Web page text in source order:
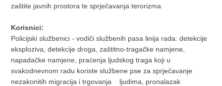
zaštite javnih prostora te sprječavanja terorizma
Korisnici:
Policijski službenici - vodiči službenih pasa linija rada: detekcije
eksploziva, detekcije droga, zaštitno-tragačke namjene,
napadačke namjene, praćenja ljudskog traga koji u
svakodnevnom radu koriste službene pse za sprječavanje
nezakonitih migracija i trgovanja ljudima, pronalazak